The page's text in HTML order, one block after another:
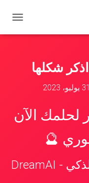
ب
ل
شكلها
31 يوليو، 2023
الآن
🔮
📱 تطبيق تفسير الأحلام الذكي - DreamAI